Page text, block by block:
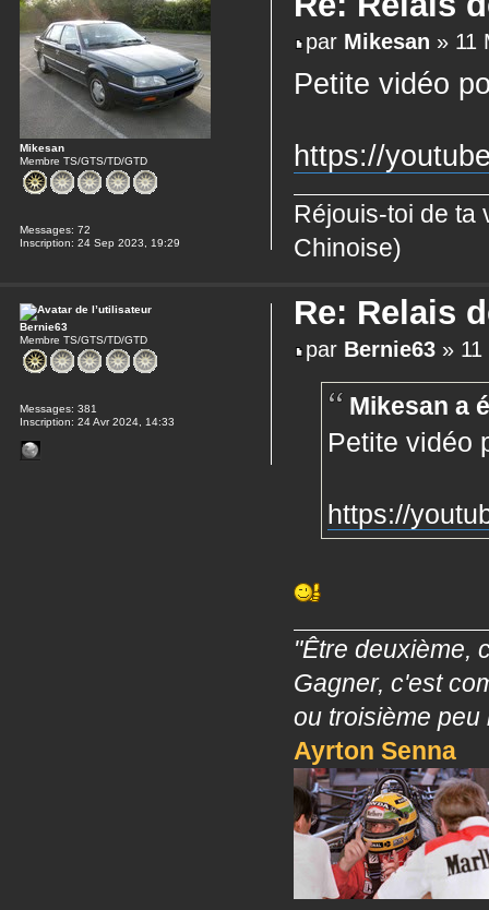
par Mikesan » 11
Petite vidéo
https://
Réjouis-toi de ta
Chinoise)
Mikesan
Membre TS/GTS/TD/GTD
Messages: 72
Inscription: 24 Sep 2023, 19:29
Re: Relais
par Bernie63 »
Mikesan a
Petite vidéo
https://
"Être deuxième,
Gagner, c'est
ou troisième
Ayrton Senna
Bernie63
Membre TS/GTS/TD/GTD
Messages: 381
Inscription: 24 Avr 2024, 14:33